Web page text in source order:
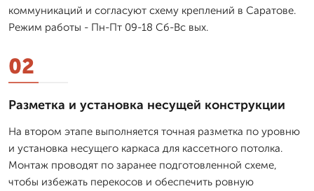
коммуникаций и согласуют схему креплений в Саратове.
Режим работы - Пн-Пт 09-18 Сб-Вс вых.
02
Разметка и установка несущей конструкции
На втором этапе выполняется точная разметка по уровню
и установка несущего каркаса для кассетного потолка.
Монтаж проводят по заранее подготовленной схеме,
чтобы избежать перекосов и обеспечить ровную